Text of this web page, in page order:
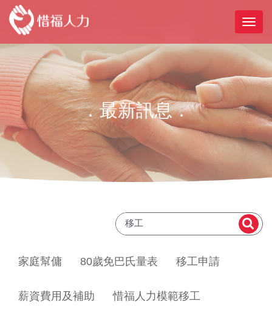
．最新訊息．
家庭幫傭 80歲免巴氏量表 移工申請
薪資費用及補助 惜福人力模範移工